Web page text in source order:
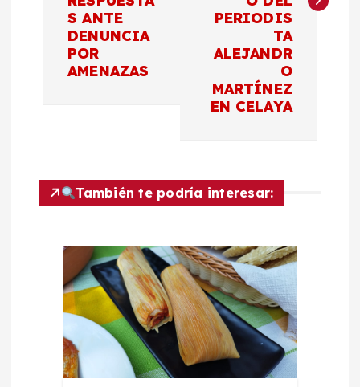
S ANTE
DENUNCIA
POR
AMENAZAS
PERIODIS
TA
ALEJANDR
O
MARTÍNEZ
EN CELAYA
También te podría interesar: